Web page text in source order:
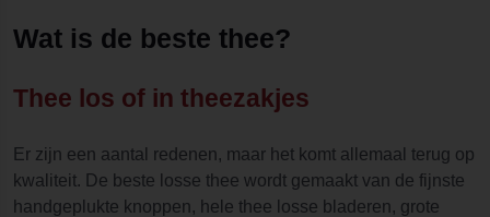
Wat is de beste thee?
Thee los of in theezakjes
Er zijn een aantal redenen, maar het komt allemaal terug op
kwaliteit. De beste losse thee wordt gemaakt van de fijnste
handgeplukte knoppen, hele thee losse bladeren, grote